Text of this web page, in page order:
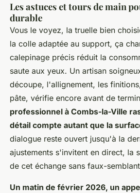
Les astuces et tours de main
durable
Vous le voyez, la truelle bien
la colle adaptée au support, ça
calepinage précis réduit la
saute aux yeux. Un artisan
découpe, l'allignement, les
pâte, vérifie encore avant de
professionnel à Combs-la-Ville
détail compte autant que la
dialogue reste ouvert jusqu'à la
ajustements s'invitent en direct, la
de cet échange sans faux-
Un matin de février 2026, un